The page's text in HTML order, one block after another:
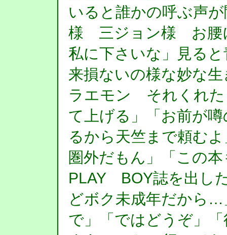
いると誰かの呼ぶ声
様 三ジョン様 お腰
私に下さいな」見る
来損ないの様な妙な
ラエモン それくれ
て上げる」「お前が
るから天竺まで頼む
圏外だもん」「この
PLAY BOY誌を出し
どボク未成年だから
で」「ではどうぞ」